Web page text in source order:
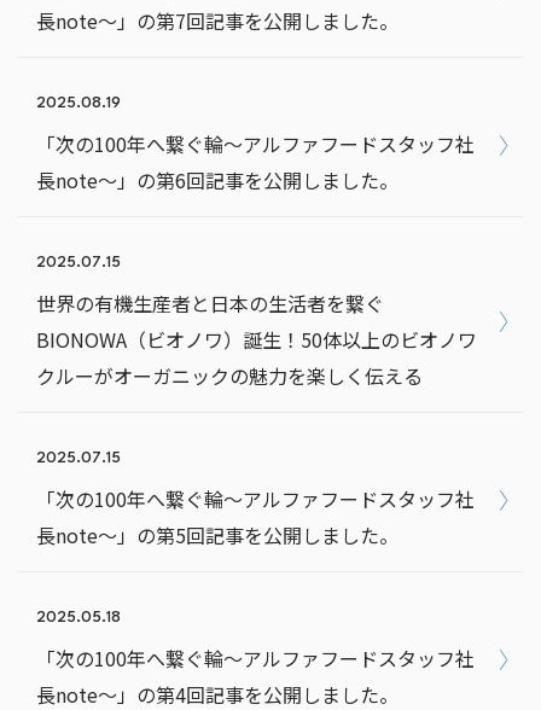
長note～」の第7回記事を公開しました。
2025.08.19
「次の100年へ繋ぐ輪～アルファフードスタッフ社
長note～」の第6回記事を公開しました。
2025.07.15
世界の有機生産者と日本の生活者を繋ぐ
BIONOWA（ビオノワ）誕生！50体以上のビオノワ
クルーがオーガニックの魅力を楽しく伝える
2025.07.15
「次の100年へ繋ぐ輪～アルファフードスタッフ社
長note～」の第5回記事を公開しました。
2025.05.18
「次の100年へ繋ぐ輪～アルファフードスタッフ社
長note～」の第4回記事を公開しました。